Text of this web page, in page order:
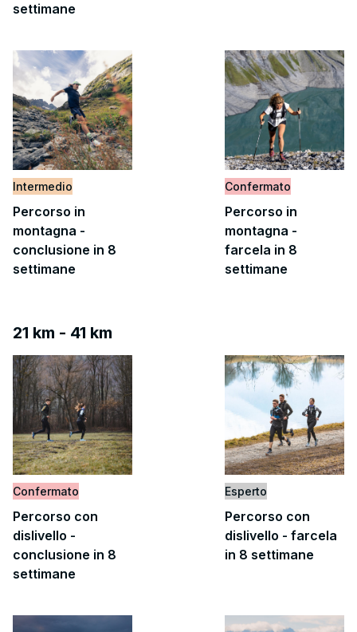
settimane
Intermedio
Percorso in
montagna -
conclusione in 8
settimane
Confermato
Percorso in
montagna -
farcela in 8
settimane
21 km - 41 km
Confermato
Percorso con
dislivello -
conclusione in 8
settimane
Esperto
Percorso con
dislivello - farcela
in 8 settimane